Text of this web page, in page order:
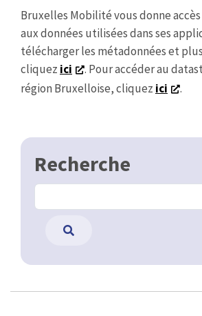
Bruxelles Mobilité vous donne
aux données utilisées dans ses
télécharger les métadonnées et
cliquez ici
. Pour accéder au
région Bruxelloise, cliquez ici .
Recherche